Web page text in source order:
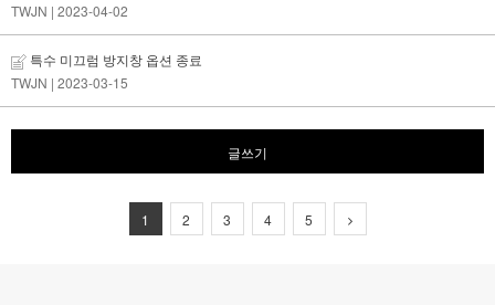
TWJN | 2023-04-02
특수 미끄럼 방지창 옵션 종료
TWJN | 2023-03-15
글쓰기
1 2 3 4 5